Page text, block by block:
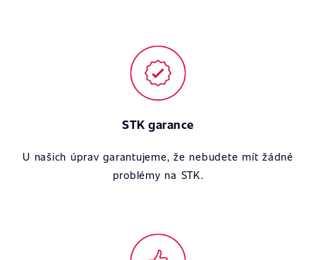
STK garance
U našich úprav garantujeme, že nebudete mít žádné
problémy na STK.